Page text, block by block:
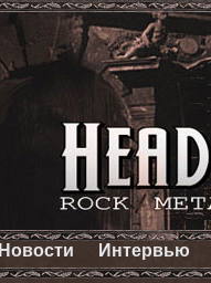
Новости Интервью